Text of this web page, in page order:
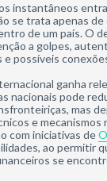
instantâneos
se trata apenas
de um país. O
a golpes,
possíveis
ganha
nacionais pode
mas
e mecanismos
com iniciativas de
ao permitir
se